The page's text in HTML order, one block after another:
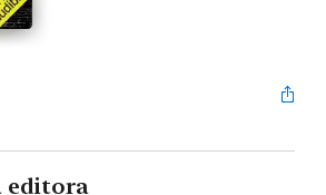
editora